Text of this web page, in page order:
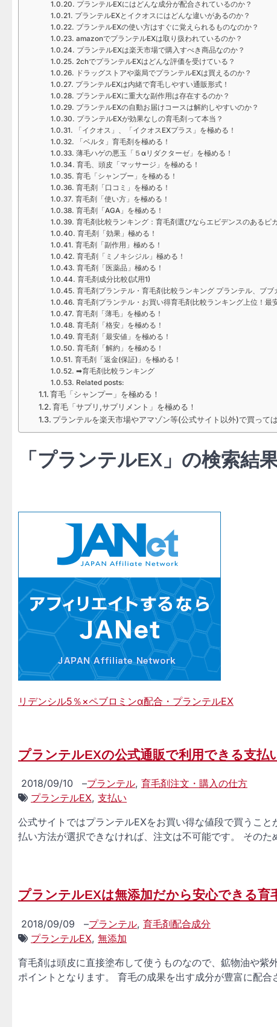
プランテルEXにはどんな成分が配合されているのか？
プランテルEXとイクオスにはどんな違いがあるのか？
プランテルEXの使い方はすぐに覚えられるものなのか？
amazonでプランテルEXは取り扱われているのか？
プランテルEXは楽天市場で購入すべき商品なのか？
2chでプランテルEXはどんな評価を受けている？
ドラッグストアや薬局でプランテルEXは買えるのか？
プランテルEXは内緒で育毛しやすい通販形式！
プランテルEXに重大な副作用は存在するのか？
プランテルEXの自動お届けコースは解約しやすいのか？
プランテルEXが効果なしの育毛剤って本当？
「イクオス」、「イクオスEXプラス」を極める！
「ベルタ」育毛剤を極める！
薄毛ハゲの悪玉「５αリダクターゼ」を極める！
育毛、頭皮「マッサージ」を極める！
育毛「シャンプー」を極める！
育毛剤「口コミ」を極める！
育毛剤「使い方」を極める！
育毛剤「AGA」を極める！
育毛剤比較ランキング：育毛剤選びならエビデンスのあるピ
育毛剤「効果」極める！
育毛剤「副作用」極める！
育毛剤「ミノキシジル」極める！
育毛剤「医薬品」極める！
育毛剤成分比較(試用1)
育毛剤プランテル・育毛剤比較ランキング プランテル、ブ
育毛剤プランテル・お買い得育毛剤比較ランキング上位！最
育毛剤「薄毛」を極める！
育毛剤「格安」を極める！
育毛剤「最安値」を極める！
育毛剤「解約」を極める！
育毛剤「返金(保証)」を極める！
➡育毛剤比較ランキング
Related posts:
育毛「シャンプー」を極める！
育毛「サプリ,サプリメント」を極める！
プランテルを楽天市場やアマゾン等(公式サイト以外)で買って
「プランテルEX」の検索結
リデンシル5％×ペブロミンα配合・プランテルEX
プランテルEXの公式通販で利用できる支払
2018/09/10 –プランテル, 育毛剤注文・購入の仕方
プランテルEX, 支払い
公式サイトではプランテルEXをお買い得な値段で買うこ
払い方法が選択できなければ、注文は不可能です。 その
プランテルEXは無添加だから安心できる育
2018/09/09 –プランテル, 育毛剤配合成分
プランテルEX, 無添加
育毛剤は頭皮に直接塗布して使うものなので、鉱物油や紫
ポイントとなります。 育毛の成果を出す成分が豊富に配